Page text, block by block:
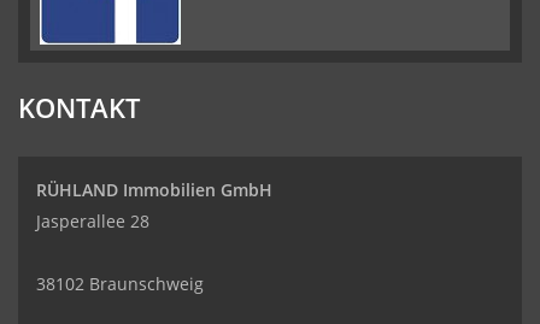
KONTAKT
RÜHLAND Immobilien GmbH
Jasperallee 28
38102 Braunschweig